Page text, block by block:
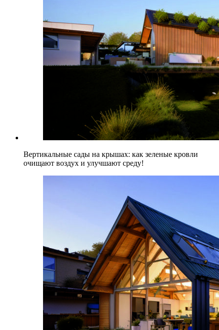
Вертикальные сады на крышах: как зеленые кровли
очищают воздух и улучшают среду!